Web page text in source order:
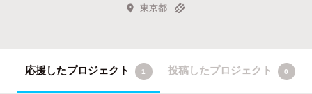
東京都
応援したプロジェクト 1 投稿したプロジェクト 0